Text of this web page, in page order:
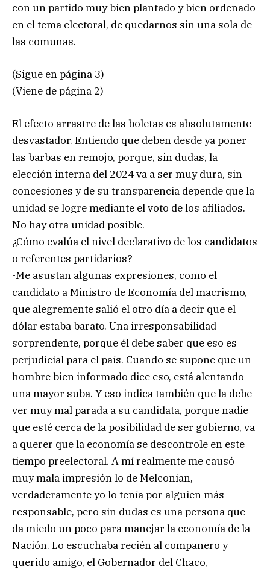
con un partido muy bien plantado y bien ordenado
en el tema electoral, de quedarnos sin una sola de
las comunas.
(Sigue en página 3)
(Viene de página 2)
El efecto arrastre de las boletas es absolutamente
desvastador. Entiendo que deben desde ya poner
las barbas en remojo, porque, sin dudas, la
elección interna del 2024 va a ser muy dura, sin
concesiones y de su transparencia depende que la
unidad se logre mediante el voto de los afiliados.
No hay otra unidad posible.
¿Cómo evalúa el nivel declarativo de los candidatos
o referentes partidarios?
-Me asustan algunas expresiones, como el
candidato a Ministro de Economía del macrismo,
que alegremente salió el otro día a decir que el
dólar estaba barato. Una irresponsabilidad
sorprendente, porque él debe saber que eso es
perjudicial para el país. Cuando se supone que un
hombre bien informado dice eso, está alentando
una mayor suba. Y eso indica también que la debe
ver muy mal parada a su candidata, porque nadie
que esté cerca de la posibilidad de ser gobierno, va
a querer que la economía se descontrole en este
tiempo preelectoral. A mí realmente me causó
muy mala impresión lo de Melconian,
verdaderamente yo lo tenía por alguien más
responsable, pero sin dudas es una persona que
da miedo un poco para manejar la economía de la
Nación. Lo escuchaba recién al compañero y
querido amigo, el Gobernador del Chaco,